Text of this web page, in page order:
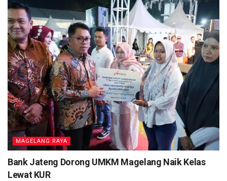
MAGELANG RAYA
Bank Jateng Dorong UMKM Magelang Naik Kelas
Lewat KUR